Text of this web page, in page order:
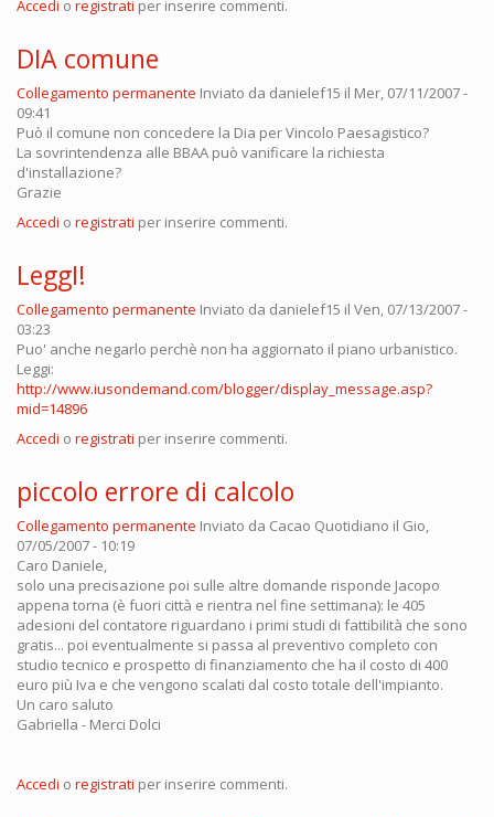
Accedi o registrati per inserire commenti.
DIA comune
Collegamento permanente Inviato da danielef15 il Mer, 07/11/2007 -
09:41
Può il comune non concedere la Dia per Vincolo Paesagistico?
La sovrintendenza alle BBAA può vanificare la richiesta
d'installazione?
Grazie
Accedi o registrati per inserire commenti.
LeggI!
Collegamento permanente Inviato da danielef15 il Ven, 07/13/2007 -
03:23
Puo' anche negarlo perchè non ha aggiornato il piano urbanistico.
Leggi:
http://www.iusondemand.com/blogger/display_message.asp?
mid=14896
Accedi o registrati per inserire commenti.
piccolo errore di calcolo
Collegamento permanente Inviato da Cacao Quotidiano il Gio,
07/05/2007 - 10:19
Caro Daniele,
solo una precisazione poi sulle altre domande risponde Jacopo
appena torna (è fuori città e rientra nel fine settimana): le 405
adesioni del contatore riguardano i primi studi di fattibilità che sono
gratis... poi eventualmente si passa al preventivo completo con
studio tecnico e prospetto di finanziamento che ha il costo di 400
euro più Iva e che vengono scalati dal costo totale dell'impianto.
Un caro saluto
Gabriella - Merci Dolci
Accedi o registrati per inserire commenti.